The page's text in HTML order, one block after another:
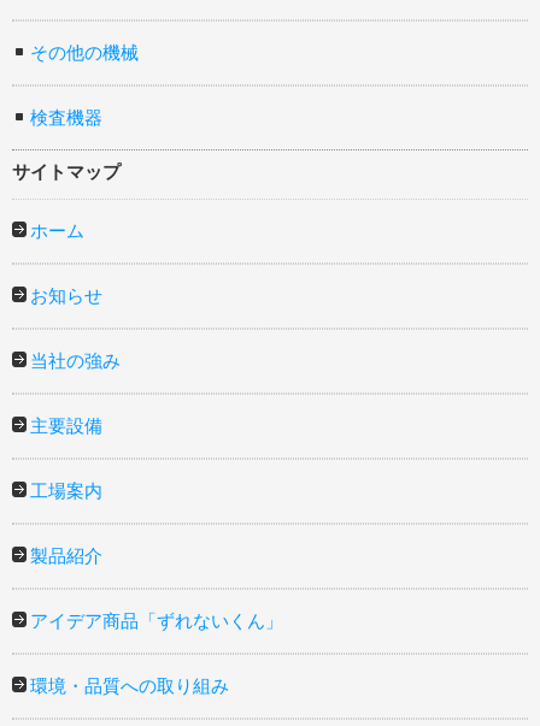
その他の機械
検査機器
サイトマップ
ホーム
お知らせ
当社の強み
主要設備
工場案内
製品紹介
アイデア商品「ずれないくん」
環境・品質への取り組み